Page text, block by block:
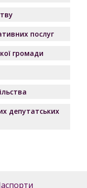
послуг
громади
депутатських